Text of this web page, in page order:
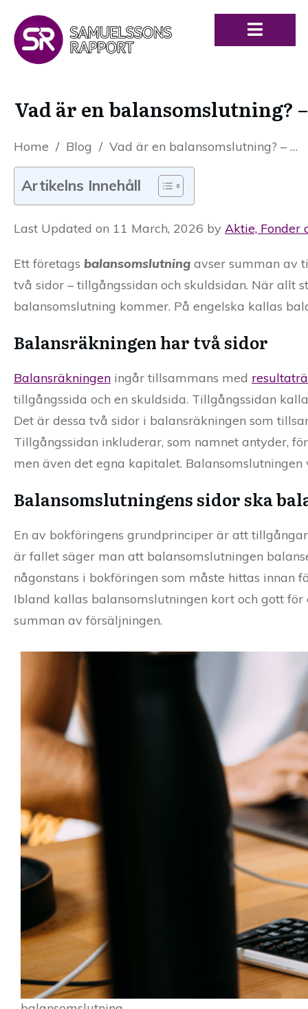
Vad är en
Home / Blog / Vad är en balansomslutning? – Förklaring av balansomslutningen
Artikelns Innehåll
Last Updated on 11 March, 2026 by Aktie, Fonder
Ett företags balansomslutning avser summan av
två sidor – tillgångssidan och skuldsidan. När allt
balansomslutning kommer. På engelska kallas
Balansräkningen har två sidor
Balansräkningen ingår tillsammans med
tillgångssida och en skuldsida. Tillgångssidan
Det är dessa två sidor i balansräkningen som
Tillgångssidan inkluderar, som namnet antyder,
men även det egna kapitalet.
Balansomslutningens sidor ska
En av bokföringens grundprinciper är att
är fallet säger man att balansomslutningen
någonstans i bokföringen som måste hittas innan
Ibland kallas balansomslutningen kort och gott
summan av försäljningen.